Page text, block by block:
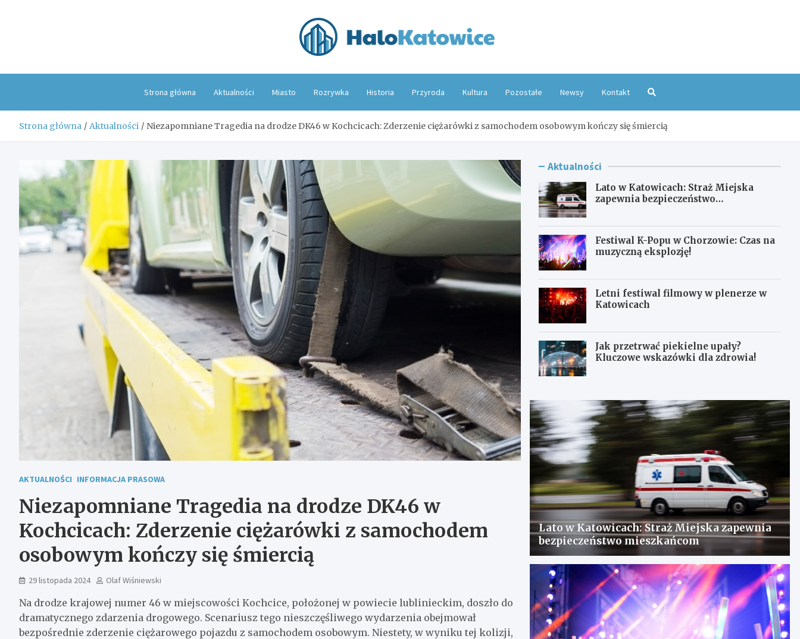
Strona główna Aktualności Miasto Rozrywka Historia Przyroda Kultura Pozostałe Newsy Kontakt
Strona główna Aktualności Niezapomniane Tragedia na drodze DK46 w Kochcicach: Zderzenie ciężarówki z samochodem osobowym kończy się śmiercią
AKTUALNOŚCI INFORMACJA PRASOWA
Niezapomniane Tragedia na drodze DK46 w
Kochcicach: Zderzenie ciężarówki z samochodem
osobowym kończy się śmiercią
29 listopada 2024 Olaf Wiśniewski
Na drodze krajowej numer 46 w miejscowości Kochcice, położonej w powiecie lublinieckim, doszło do
dramatycznego zdarzenia drogowego. Scenariusz tego nieszczęśliwego wydarzenia obejmował
bezpośrednie zderzenie ciężarowego pojazdu z samochodem osobowym. Niestety, w wyniku tej kolizji,
Aktualności
Lato w Katowicach: Straż Miejska
zapewnia bezpieczeństwo
Festiwal K-Popu w Chorzowie: Czas na
muzyczną eksplozję!
Letni festiwal filmowy w plenerze w
Katowicach
Jak przetrwać piekielne upały?
Kluczowe wskazówki dla zdrowia!
Lato w Katowicach: Straż Miejska zapewnia
bezpieczeństwo mieszkańcom